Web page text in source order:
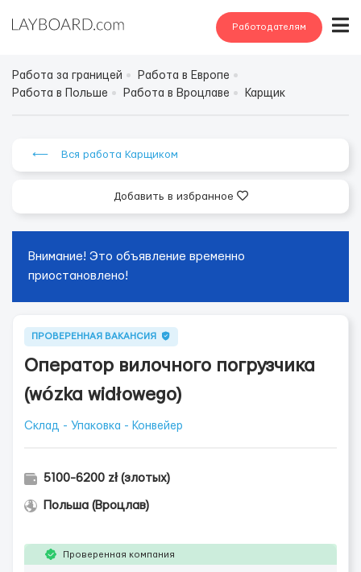
Работодателям
Работа за границей
Работа в Европе
Работа в Польше
Работа в Вроцлаве Карщик
⟵ Вся работа Карщиком
Добавить в избранное
Внимание! Это объявление временно
приостановлено!
ПРОВЕРЕННАЯ ВАКАНСИЯ
Оператор вилочного погрузчика
(wózka widłowego)
Склад - Упаковка - Конвейер
5100-6200 zł (злотых)
Польша (Вроцлав)
Проверенная компания